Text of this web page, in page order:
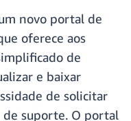
novo portal de
oferece aos
de
e baixar
de solicitar
de suporte. O portal